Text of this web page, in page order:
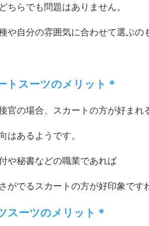
ちらでも問題はありません。
や自分の雰囲気に合わせて選ぶの
トスーツのメリット＊
官の場合、スカートの方が好まれ
はあるようです。
や秘書などの職業であれば
がでるスカートの方が好印象です
スーツのメリット＊